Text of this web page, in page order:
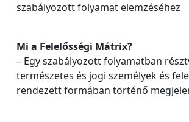
szabályozott folyamat elemzéséhez
Mi a Felelősségi Mátrix?
– Egy szabályozott folyamatban
természetes és jogi személyek és
rendezett formában történő